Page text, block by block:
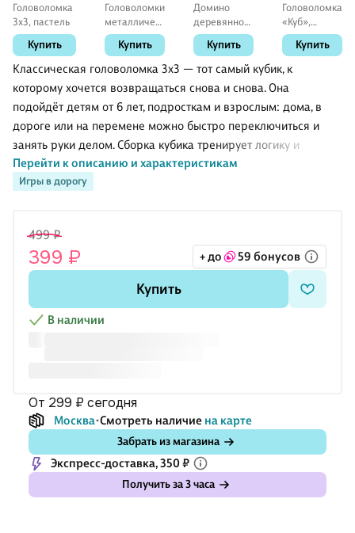
Игры в дорогу
Классическая головоломка 3х3 — тот самый кубик, к
которому хочется возвращаться снова и снова. Она
подойдёт детям от 6 лет, подросткам и взрослым: дома, в
дороге или на перемене можно быстро переключиться и
занять руки делом. Сборка кубика тренирует логику и
мышление, развивает внимание, концентрацию и память, а
также мелкую моторику. Головоломка поставляется в
Перейти к описанию и характеристикам
Головоломка
3х3, пастель
Купить
Головоломки
металлические,
в наборе,
15х15,5х2 см
Купить
Домино
деревянное
классическое
в
деревянной
Десятое
королевство
Купить
Головоломка
«Куб»,
5,5х5,5х5,5 см
Купить
499 ₽
399 ₽ + до 59 бонусов
Купить
В наличии
от 299 ₽ сегодня
Москва Смотреть наличие на карте
Забрать из магазина
Экспресс-доставка, 350 ₽
Получить за 3 часа